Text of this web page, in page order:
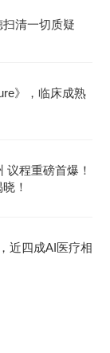
清一切质疑
》，临床成熟
议程重磅首爆！
！
近四成AI医疗相